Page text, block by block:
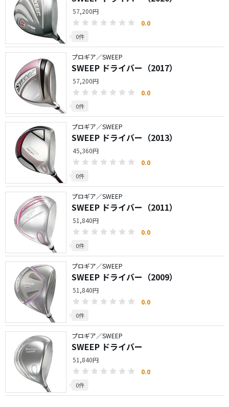
57,200円
0.0
0件
プロギア／SWEEP
SWEEP ドライバー（2017）
57,200円
0.0
0件
プロギア／SWEEP
SWEEP ドライバー（2013）
45,360円
0.0
0件
プロギア／SWEEP
SWEEP ドライバー（2011）
51,840円
0.0
0件
プロギア／SWEEP
SWEEP ドライバー（2009）
51,840円
0.0
0件
プロギア／SWEEP
SWEEP ドライバー
51,840円
0.0
0件